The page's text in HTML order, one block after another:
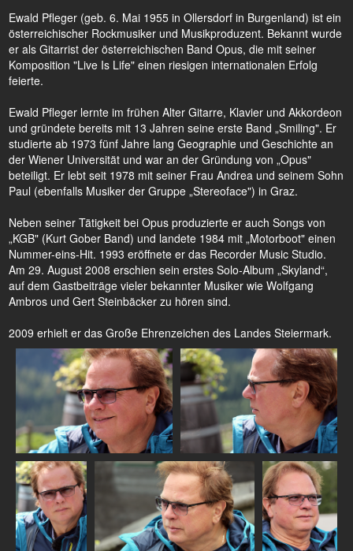
Ewald Pfleger (geb. 6. Mai 1955 in Ollersdorf in Burgenland) ist ein
österreichischer Rockmusiker und Musikproduzent. Bekannt wurde
er als Gitarrist der österreichischen Band Opus, die mit seiner
Komposition "Live Is Life" einen riesigen internationalen Erfolg
feierte.
Ewald Pfleger lernte im frühen Alter Gitarre, Klavier und Akkordeon
und gründete bereits mit 13 Jahren seine erste Band „Smiling". Er
studierte ab 1973 fünf Jahre lang Geographie und Geschichte an
der Wiener Universität und war an der Gründung von „Opus"
beteiligt. Er lebt seit 1978 mit seiner Frau Andrea und seinem Sohn
Paul (ebenfalls Musiker der Gruppe „Stereoface") in Graz.
Neben seiner Tätigkeit bei Opus produzierte er auch Songs von
„KGB" (Kurt Gober Band) und landete 1984 mit „Motorboot" einen
Nummer-eins-Hit. 1993 eröffnete er das Recorder Music Studio.
Am 29. August 2008 erschien sein erstes Solo-Album „Skyland“,
auf dem Gastbeiträge vieler bekannter Musiker wie Wolfgang
Ambros und Gert Steinbäcker zu hören sind.
2009 erhielt er das Große Ehrenzeichen des Landes Steiermark.